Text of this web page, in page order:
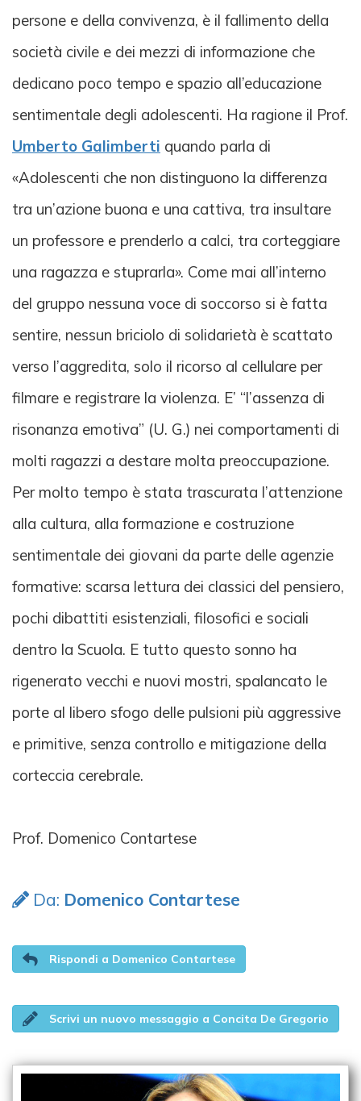
persone e della convivenza, è il fallimento della
società civile e dei mezzi di informazione che
dedicano poco tempo e spazio all’educazione
sentimentale degli adolescenti. Ha ragione il Prof.
Umberto Galimberti quando parla di
«Adolescenti che non distinguono la differenza
tra un’azione buona e una cattiva, tra insultare
un professore e prenderlo a calci, tra corteggiare
una ragazza e stuprarla». Come mai all’interno
del gruppo nessuna voce di soccorso si è fatta
sentire, nessun briciolo di solidarietà è scattato
verso l’aggredita, solo il ricorso al cellulare per
filmare e registrare la violenza. E’ “l’assenza di
risonanza emotiva” (U. G.) nei comportamenti di
molti ragazzi a destare molta preoccupazione.
Per molto tempo è stata trascurata l’attenzione
alla cultura, alla formazione e costruzione
sentimentale dei giovani da parte delle agenzie
formative: scarsa lettura dei classici del pensiero,
pochi dibattiti esistenziali, filosofici e sociali
dentro la Scuola. E tutto questo sonno ha
rigenerato vecchi e nuovi mostri, spalancato le
porte al libero sfogo delle pulsioni più aggressive
e primitive, senza controllo e mitigazione della
corteccia cerebrale.
Prof. Domenico Contartese
Da: Domenico Contartese
Rispondi a Domenico Contartese
Scrivi un nuovo messaggio a Concita De Gregorio